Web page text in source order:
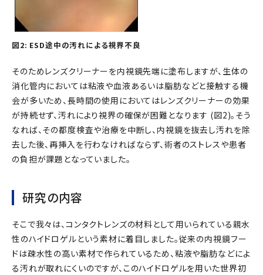
図2: ESD途中の汚れによる視界不良
そのためレンズクリーナーを内視鏡先端に塗布しますが、生体の
消化管内においては粘液や血液あるいは脂肪などと接触する機
会が多いため、長時間の使用においてはレンズクリーナーの効果
が持続せず、汚れにより視界の確保が困難となります (図2)。そう
なれば、その都度検査や治療を中断し、内視鏡を抜去し汚れを除
去した後、再挿入を行わなければならず、術者のストレスや患者
の負担が課題となっていました。
研究の内容
そこで我々は、コンタクトレンズの材料として用いられている親水
性のハイドロゲルという素材に着目しました。従来の内視鏡フー
ドは疎水性の高い素材で作られているため、粘液や脂肪などによ
る汚れが取れにくいのですが、このハイドロゲルを用いた世界初